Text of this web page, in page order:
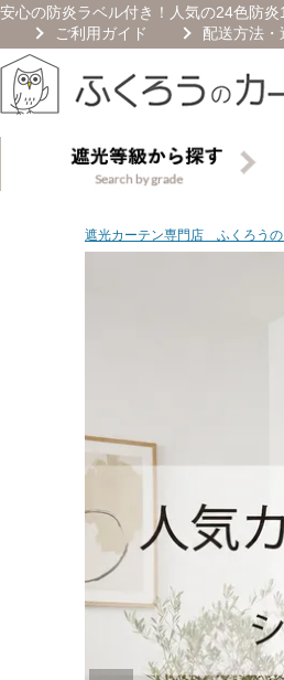
安心の防炎ラベル付き！人気の24色防
ご利用ガイド
配送方法・
遮光カーテン専門店 ふくろうの